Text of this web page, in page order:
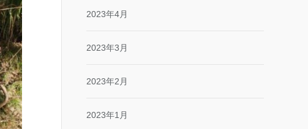
2023年4月
2023年3月
2023年2月
2023年1月